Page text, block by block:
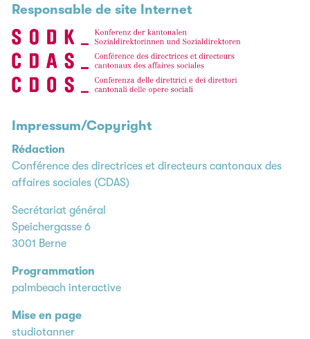
Responsable de site Internet
Impressum/Copyright
Rédaction
Conférence des directrices et directeurs cantonaux des
affaires sociales (CDAS)
Secrétariat général
Speichergasse 6
3001 Berne
Programmation
palmbeach interactive
Mise en page
studiotanner